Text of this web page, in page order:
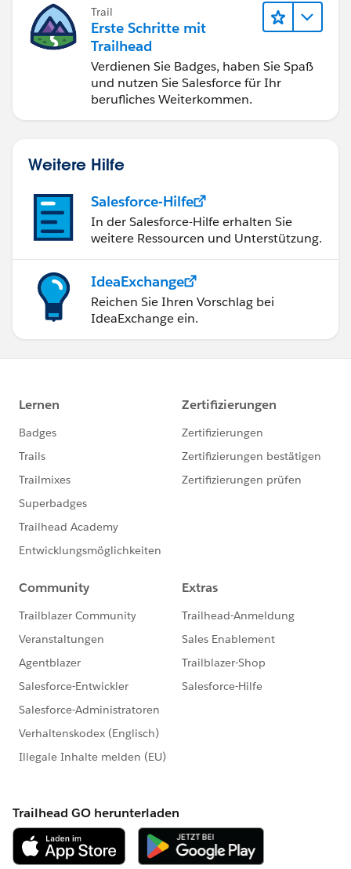
Trail
Erste Schritte mit
Trailhead
Verdienen Sie Badges, haben Sie Spaß
und nutzen Sie Salesforce für Ihr
berufliches Weiterkommen.
Weitere Hilfe
Salesforce-Hilfe
In der Salesforce-Hilfe erhalten Sie
weitere Ressourcen und Unterstützung.
IdeaExchange
Reichen Sie Ihren Vorschlag bei
IdeaExchange ein.